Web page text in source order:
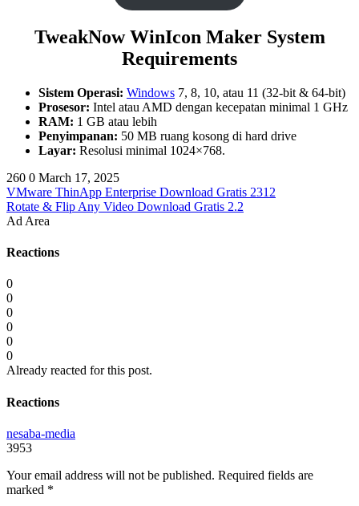
TweakNow WinIcon Maker System
Requirements
Sistem Operasi: Windows 7, 8, 10, atau 11 (32-bit & 64-bit)
Prosesor: Intel atau AMD dengan kecepatan minimal 1 GHz
RAM: 1 GB atau lebih
Penyimpanan: 50 MB ruang kosong di hard drive
Layar: Resolusi minimal 1024×768.
260 0 March 17, 2025
VMware ThinApp Enterprise Download Gratis 2312
Rotate & Flip Any Video Download Gratis 2.2
Ad Area
Reactions
0
0
0
0
0
0
Already reacted for this post.
Reactions
nesaba-media
3953
Your email address will not be published. Required fields are
marked *